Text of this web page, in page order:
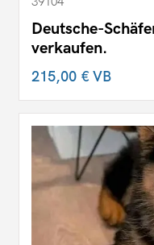
Deutsche-
verkaufen.
215,00 €VB